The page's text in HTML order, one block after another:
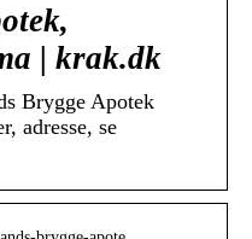
| krak.dk
Brygge Apotek
adresse, se